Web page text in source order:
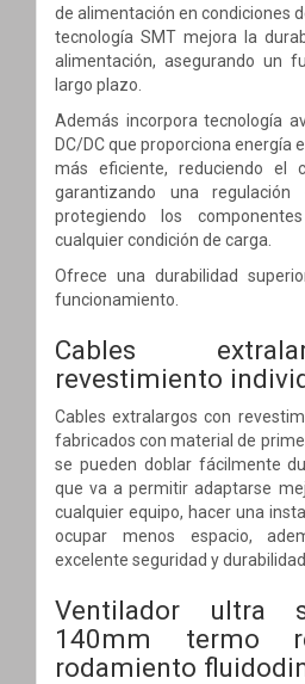
de alimentación en condiciones
tecnología SMT mejora la
alimentación, asegurando un
largo plazo.
Además incorpora tecnología
DC/DC que proporciona energía
más eficiente, reduciendo el
garantizando una
protegiendo los
cualquier condición de carga.
Ofrece una durabilidad
funcionamiento.
Cables
revestimiento
Cables extralargos con
fabricados con material de
se pueden doblar fácilmente
que va a permitir adaptarse
cualquier equipo, hacer una
ocupar menos espacio,
excelente seguridad y durabilidad.
Ventilador ultra
140mm termo
rodamiento